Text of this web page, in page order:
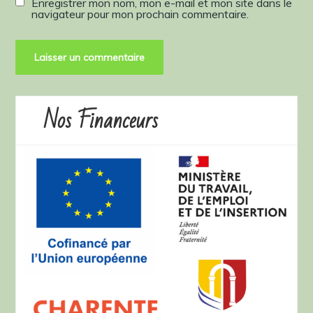
Enregistrer mon nom, mon e-mail et mon site dans le
navigateur pour mon prochain commentaire.
Nos Financeurs